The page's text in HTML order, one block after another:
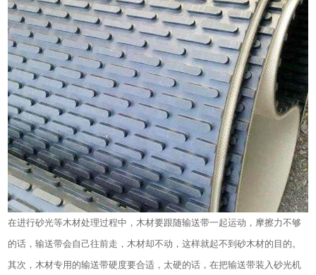
在进行砂光等木材处理过程中，木材要跟随输送带一起运动，摩擦力不够
的话，输送带会自己往前走，木材却不动，这样就起不到砂木材的目的。
其次，木材专用的输送带硬度要合适，太硬的话，在把输送带装入砂光机